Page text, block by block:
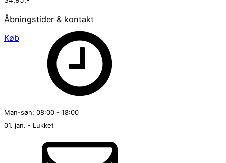
Køb
Åbningstider & kontakt
Man-søn: 08:00 - 18:00
01. jan. - Lukket